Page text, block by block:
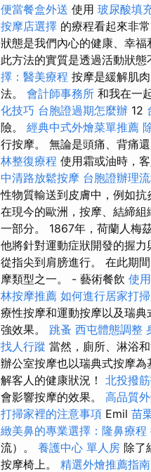
便當餐盒外送 使用 玻尿酸填
按摩店選擇 的療程看起來非常
狀態是我們內心的健康、幸
此方法的實質是透過活動狀
擇：醫美療程 按摩是緩解肌
法。 會計師事務所 和我在一
化技巧 台胞證過期怎麼辦 12
險。 經典中式外燴菜單推薦
行按摩。 無論是頭痛、背痛
林整復療程 使用霜或油時，
中清路放鬆按摩 台胞證辦理
性物質輸送到皮膚中，例如抗
在現今的歐洲，按摩、結締
一部分。 1867年，荷蘭人梅
他將針對運動症狀開發的握
從指尖到肩膀進行。 在此期
摩類型之一。 - 藝術餐飲 使
林按摩推薦 如何進行居家打掃
療性按摩和運動按摩以及瑞
強效果。 跳蚤 西屯體態調整
找人行蹤 當然，廁所、淋浴
辦公室按摩也以瑞典式按摩為
解客人的健康狀況！ 北投撥
會影響按摩的效果。 高品質
打掃家裡的注意事項 Emil 苗
緻美鼻的專業選擇：隆鼻療程
流）。 養護中心 單人房 除了
按摩椅上。 精選外燴推薦指南